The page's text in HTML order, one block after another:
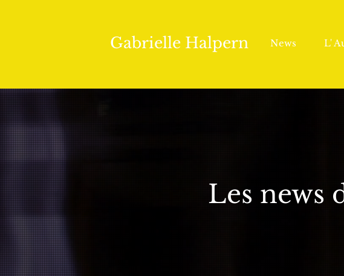
Gabrielle Halpern News L'
Les news